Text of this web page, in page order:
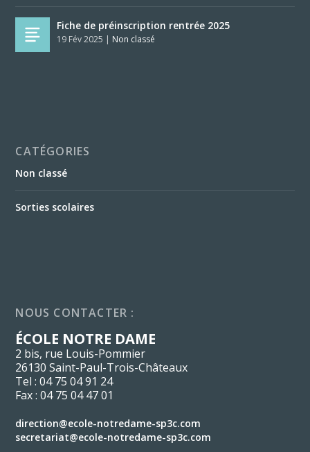
Fiche de préinscription rentrée 2025
19 Fév 2025 | Non classé
CATÉGORIES
Non classé
Sorties scolaires
NOUS CONTACTER :
ÉCOLE NOTRE DAME
2 bis, rue Louis-Pommier
26130 Saint-Paul-Trois-Châteaux
Tel : 04 75 04 91 24
Fax : 04 75 04 47 01
direction@ecole-notredame-sp3c.com
secretariat@ecole-notredame-sp3c.com